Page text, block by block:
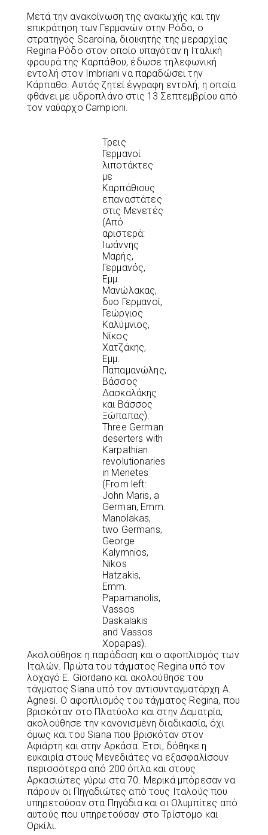
Μετά την ανακοίνωση της ανακωχής και την
επικράτηση των Γερμανών στην Ρόδο, ο
στρατηγός Scaroina, διοικητής της μεραρχίας
Regina Ρόδο στον οποίο υπαγόταν η Ιταλική
φρουρά της Καρπάθου, έδωσε τηλεφωνική
εντολή στον Imbriani να παραδώσει την
Κάρπαθο. Αυτός ζητεί έγγραφη εντολή, η οποία
φθάνει με υδροπλάνο στις 13 Σεπτεμβρίου από
τον ναύαρχο Campioni.
Τρεις
Γερμανοί
λιποτάκτες
με
Καρπάθιους
επαναστάτες
στις Μενετές
(Από
αριστερά:
Ιωάννης
Μαρής,
Γερμανός,
Εμμ.
Μανώλακας,
δυο Γερμανοί,
Γεώργιος
Καλύμνιος,
Νίκος
Χατζάκης,
Εμμ.
Παπαμανώλης,
Βάσσος
Δασκαλάκης
και Βάσσος
Ξώπαπας).
Three German
deserters with
Karpathian
revolutionaries
in Menetes
(From left:
John Maris, a
German, Emm.
Manolakas,
two Germans,
George
Kalymnios,
Nikos
Hatzakis,
Emm.
Papamanolis,
Vassos
Daskalakis
and Vassos
Xopapas).
Ακολούθησε η παράδοση και ο αφοπλισμός των
Ιταλών. Πρώτα του τάγματος Regina υπό τον
λοχαγό E. Giordano και ακολούθησε του
τάγματος Siana υπό τον αντισυνταγματάρχη A.
Agnesi. Ο αφοπλισμός του τάγματος Regina, που
βρισκόταν στο Πλατύολο και στην Δαματρία,
ακολούθησε την κανονισμένη διαδικασία, όχι
όμως και του Siana που βρισκόταν στον
Αφιάρτη και στην Αρκάσα. Έτσι, δόθηκε η
ευκαιρία στους Μενεδιάτες να εξασφαλίσουν
περισσότερα από 200 όπλα και στους
Αρκασιώτες γύρω στα 70. Μερικά μπόρεσαν να
πάρουν οι Πηγαδιώτες από τους Ιταλούς που
υπηρετούσαν στα Πηγάδια και οι Ολυμπίτες από
αυτούς που υπηρετούσαν στο Τρίστομο και
Ορκίλι.